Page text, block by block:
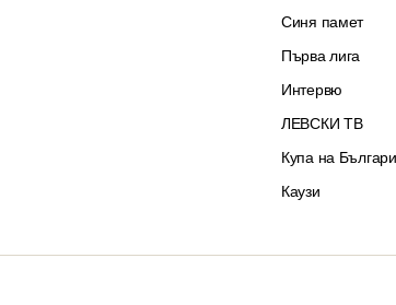
Синя памет
Първа лига
Интервю
ЛЕВСКИ ТВ
Купа на
Каузи